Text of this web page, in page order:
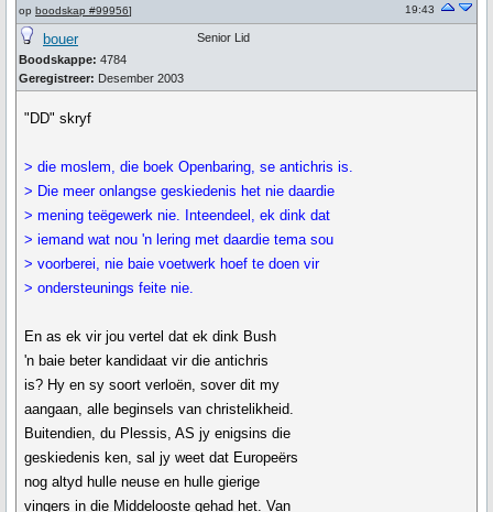
op boodskap #99956]
19:43
bouer
Boodskappe: 4784
Geregistreer: Desember 2003
Senior Lid
"DD" skryf
> die moslem, die boek Openbaring, se antichris is.
> Die meer onlangse geskiedenis het nie daardie
> mening teëgewerk nie. Inteendeel, ek dink dat
> iemand wat nou 'n lering met daardie tema sou
> voorberei, nie baie voetwerk hoef te doen vir
> ondersteunings feite nie.
En as ek vir jou vertel dat ek dink Bush
'n baie beter kandidaat vir die antichris
is? Hy en sy soort verloën, sover dit my
aangaan, alle beginsels van christelikheid.
Buitendien, du Plessis, AS jy enigsins die
geskiedenis ken, sal jy weet dat Europeërs
nog altyd hulle neuse en hulle gierige
vingers in die Middelooste gehad het. Van